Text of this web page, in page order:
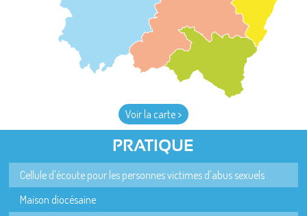
Voir la carte >
PRATIQUE
Cellule d'écoute pour les personnes victimes d'abus sexuels
Maison diocésaine